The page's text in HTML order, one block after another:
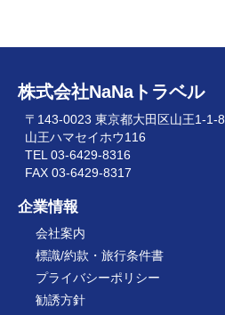
株式会社NaNaトラベル
〒143-0023 東京都大田区山王1-1-8
山王ハマセイホウ116
TEL 03-6429-8316
FAX 03-6429-8317
企業情報
会社案内
標識/約款・旅行条件書
プライバシーポリシー
勧誘方針